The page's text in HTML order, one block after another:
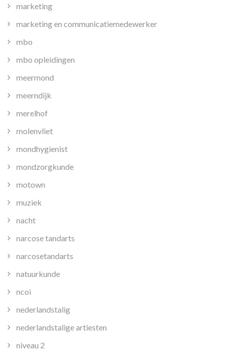
marketing
marketing en communicatiemedewerker
mbo
mbo opleidingen
meermond
meerndijk
merelhof
molenvliet
mondhygienist
mondzorgkunde
motown
muziek
nacht
narcose tandarts
narcosetandarts
natuurkunde
ncoi
nederlandstalig
nederlandstalige artiesten
niveau 2